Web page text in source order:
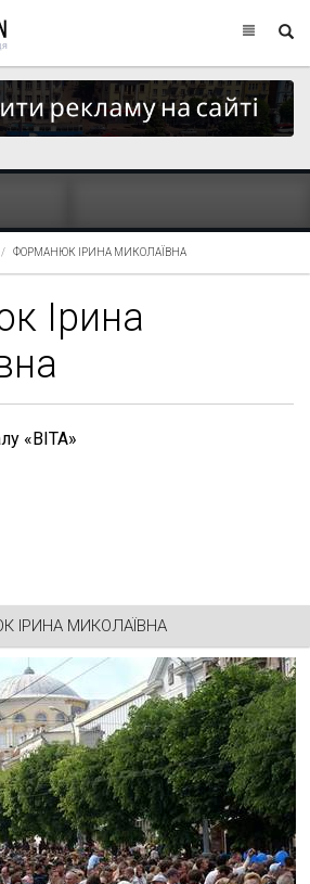
ФОРМАНЮК ІРИНА МИКОЛАЇВНА
Ірина
«ВІТА»
ІРИНА МИКОЛАЇВНА